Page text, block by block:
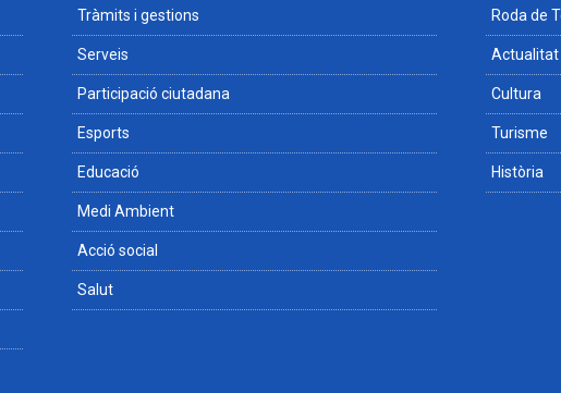
Tràmits i gestions
Serveis
Participació ciutadana
Esports
Educació
Medi Ambient
Acció social
Salut
Roda de
Actualitat
Cultura
Turisme
Història